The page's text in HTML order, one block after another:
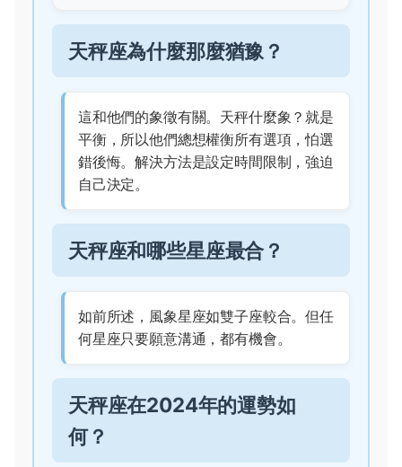
天秤座為什麼那麼猶豫？
這和他們的象徵有關。天秤什麼象？就是
平衡，所以他們總想權衡所有選項，怕選
錯後悔。解決方法是設定時間限制，強迫
自己決定。
天秤座和哪些星座最合？
如前所述，風象星座如雙子座較合。但任
何星座只要願意溝通，都有機會。
天秤座在2024年的運勢如
何？